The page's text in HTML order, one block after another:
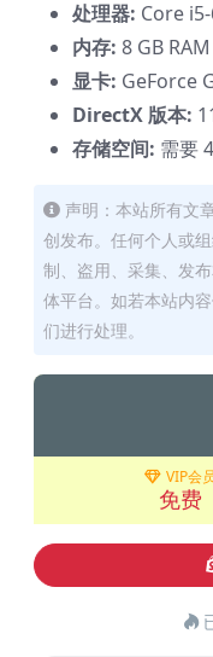
处理器: Core
内存: 8 GB RAM
显卡: GeForce
DirectX 版本:
存储空间: 需要
声明：本站所有文
创发布。任何个人或
制、盗用、采集、发
体平台。如若本站内
们进行处理。
VIP会
免费